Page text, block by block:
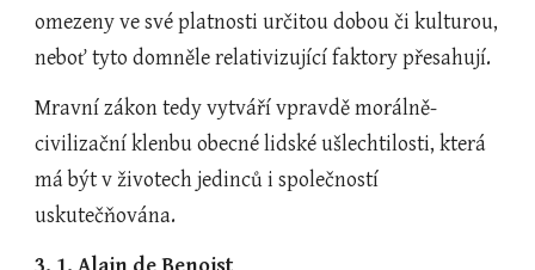
omezeny ve své platnosti určitou dobou či kulturou,
neboť tyto domněle relativizující faktory přesahují.
Mravní zákon tedy vytváří vpravdě morálně-
civilizační klenbu obecné lidské ušlechtilosti, která
má být v životech jedinců i společností
uskutečňována.